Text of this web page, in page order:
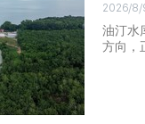
2026/8/
油汀水
方向，